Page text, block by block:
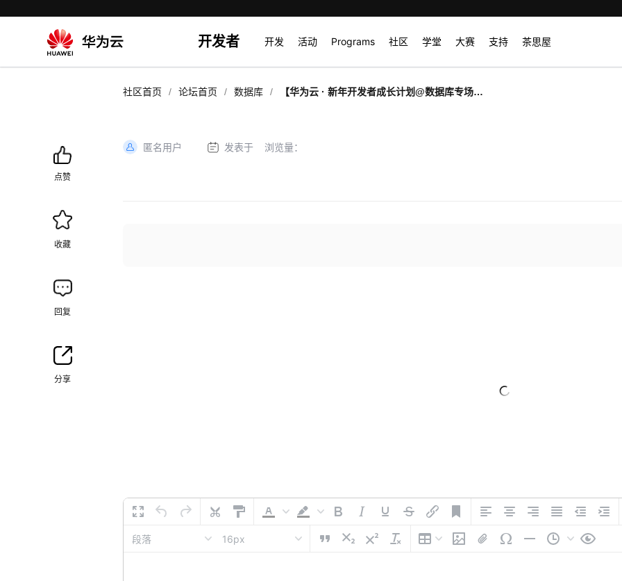
开发者 开发 活动 Programs 社区 学堂 大赛 支持 茶思屋
社区首页 / 论坛首页 / 数据库 /
【华为云 · 新年开发者成长计划@数据库专场】
点赞
收藏
回复
分享
匿名用户 发表于 浏览量：
段落 16px